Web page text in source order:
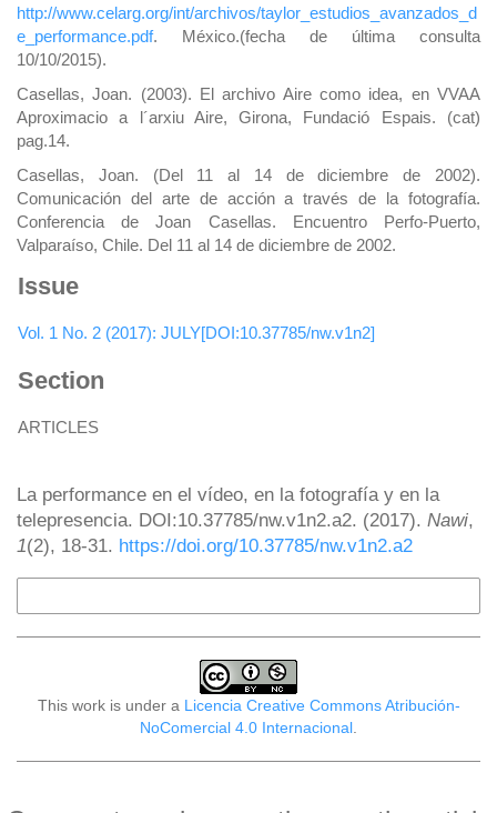
http://www.celarg.org/int/archivos/taylor_estudios_avanzados_d
e_performance.pdf. México.(fecha de última consulta
10/10/2015).
Casellas, Joan. (2003). El archivo Aire como idea, en VVAA
Aproximacio a l´arxiu Aire, Girona, Fundació Espais. (cat)
pag.14.
Casellas, Joan. (Del 11 al 14 de diciembre de 2002).
Comunicación del arte de acción a través de la fotografía.
Conferencia de Joan Casellas. Encuentro Perfo-Puerto,
Valparaíso, Chile. Del 11 al 14 de diciembre de 2002.
Issue
Vol. 1 No. 2 (2017): JULY[DOI:10.37785/nw.v1n2]
Section
ARTICLES
La performance en el vídeo, en la fotografía y en la
telepresencia. DOI:10.37785/nw.v1n2.a2. (2017). Nawi,
1(2), 18-31. https://doi.org/10.37785/nw.v1n2.a2
This work is under a Licencia Creative Commons Atribución-
NoComercial 4.0 Internacional